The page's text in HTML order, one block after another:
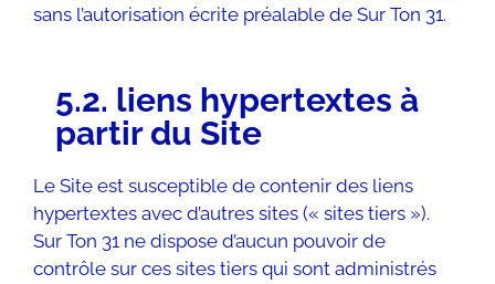
sans l’autorisation écrite préalable de Sur Ton 31.
5.2. liens hypertextes à
partir du Site
Le Site est susceptible de contenir des liens
hypertextes avec d’autres sites (« sites tiers »).
Sur Ton 31 ne dispose d’aucun pouvoir de
contrôle sur ces sites tiers qui sont administrés